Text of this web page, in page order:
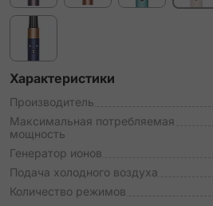
Характеристики
Производитель
Максимальная потребляемая
мощность
Генератор ионов
Подача холодного воздуха
Количество режимов